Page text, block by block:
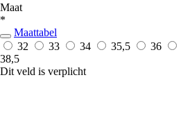
Maat
*
Maattabel
32
33 34 35,5 36
38,5
Dit veld is verplicht